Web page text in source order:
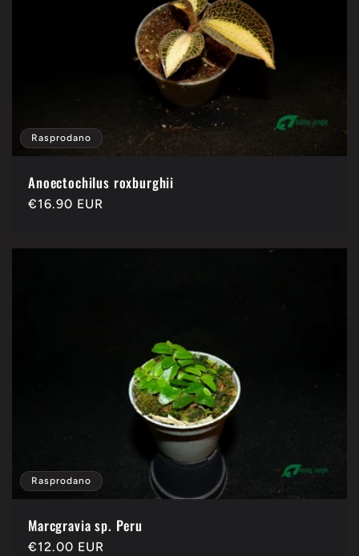
Rasprodano
Anoectochilus roxburghii
Redovna
€16.90 EUR
Rasprodano
Marcgravia sp. Peru
Redovna
€12.00 EUR